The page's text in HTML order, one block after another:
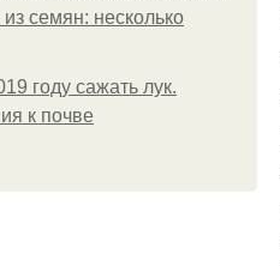
семян: несколько
году сажать лук.
к почве